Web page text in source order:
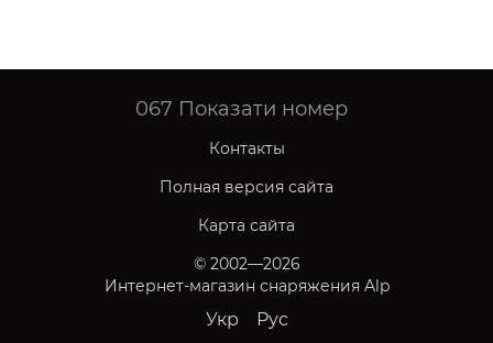
067 Показати номер
Контакты
Полная версия сайта
Карта сайта
© 2002—2026
Интернет-магазин снаряжения Alp
Укр Рус